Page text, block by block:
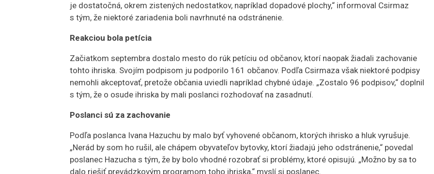
je dostatočná, okrem zistených nedostatkov, napríklad dopadové plochy,“ informoval Csirmaz
s tým, že niektoré zariadenia boli navrhnuté na odstránenie.
Reakciou bola petícia
Začiatkom septembra dostalo mesto do rúk petíciu od občanov, ktorí naopak žiadali zachovanie
tohto ihriska. Svojím podpisom ju podporilo 161 občanov. Podľa Csirmaza však niektoré podpisy
nemohli akceptovať, pretože občania uviedli napríklad chybné údaje. „Zostalo 96 podpisov,“ doplnil
s tým, že o osude ihriska by mali poslanci rozhodovať na zasadnutí.
Poslanci sú za zachovanie
Podľa poslanca Ivana Hazuchu by malo byť vyhovené občanom, ktorých ihrisko a hluk vyrušuje.
„Nerád by som ho rušil, ale chápem obyvateľov bytovky, ktorí žiadajú jeho odstránenie,“ povedal
poslanec Hazucha s tým, že by bolo vhodné rozobrať si problémy, ktoré opisujú. „Možno by sa to
dalo riešiť prevádzkovým programom toho ihriska,“ myslí si poslanec.